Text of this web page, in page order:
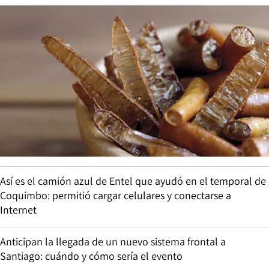
Así es el camión azul de Entel que ayudó en el temporal de
Coquimbo: permitió cargar celulares y conectarse a
Internet
Anticipan la llegada de un nuevo sistema frontal a
Santiago: cuándo y cómo sería el evento